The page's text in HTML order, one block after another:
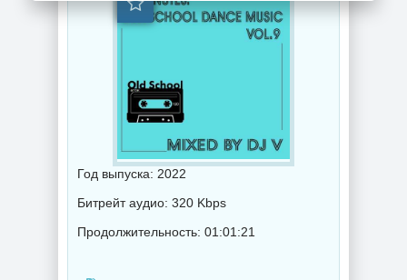
Год выпуска: 2022
Битрейт аудио: 320 Kbps
Продолжительность: 01:01:21